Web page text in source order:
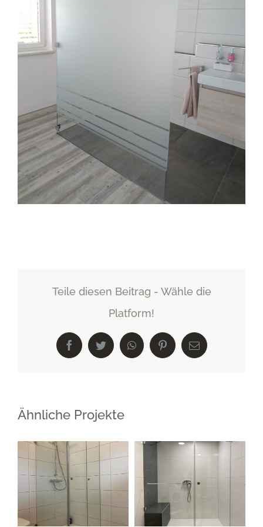
Teile diesen Beitrag - Wähle die
Platform!
FacebookTwitterWhatsAppPinterest
E-
Mail
Ähnliche Projekte